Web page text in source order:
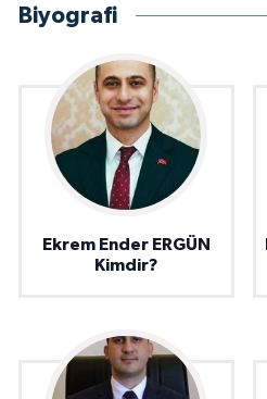
Biyografi
Ekrem Ender ERGÜN
Kimdir?